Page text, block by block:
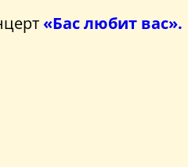
«Бас любит вас».